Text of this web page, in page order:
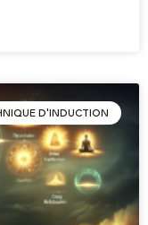
D'INDUCTION